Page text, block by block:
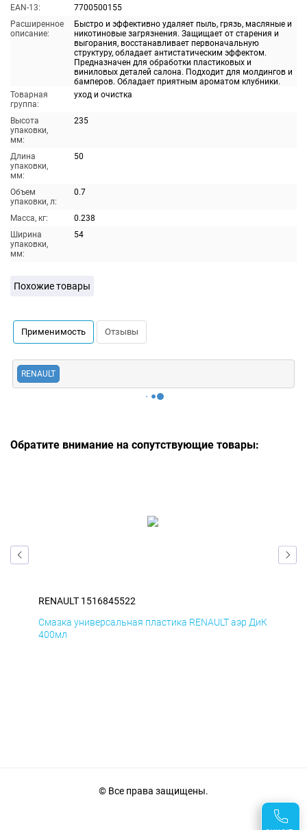
EAN-13:
7700500155
Расширенное
описание:
Быстро и эффективно удаляет пыль, грязь, масляные и
никотиновые загрязнения. Защищает от старения и
выгорания, восстанавливает первоначальную
структуру, обладает антистатическим эффектом.
Предназначен для обработки пластиковых и
виниловых деталей салона. Подходит для молдингов и
бамперов. Обладает приятным ароматом клубники.
Товарная
группа:
уход и очистка
Высота
упаковки,
мм:
235
Длина
упаковки,
мм:
50
Объем
упаковки, л:
0.7
Масса, кг:
0.238
Ширина
упаковки,
мм:
54
Похожие товары
Применимость Отзывы
RENAULT
Обратите внимание на сопутствующие товары:
RENAULT 1516845522
Смазка универсальная пластика RENAULT аэр ДиК
400мл
© Все права защищены.